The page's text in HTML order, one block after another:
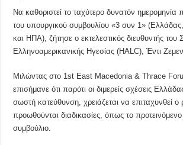
Να καθοριστεί το ταχύτερο δυνατόν ημερομηνία
του υπουργικού συμβουλίου «3 συν 1»
και ΗΠΑ), ζήτησε ο εκτελεστικός διευθυντής του
Ελληνοαμερικανικής Ηγεσίας (HALC), Έντι
Mιλώντας στο 1st East Macedonia & Thrace
επισήμανε ότι παρότι οι διμερείς σχέσεις
σωστή κατεύθυνση, χρειάζεται να επιταχυνθεί ο
προωθούνται διαδικασίες, όπως το
συμβούλιο.